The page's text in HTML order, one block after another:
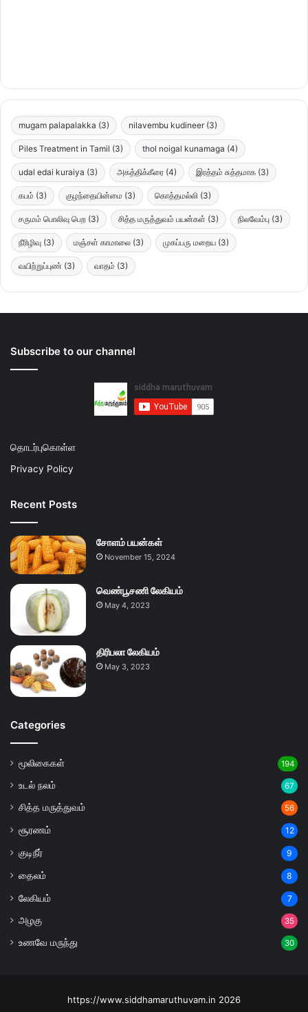
mugam palapalakka (3) nilavembu kudineer (3)
Piles Treatment in Tamil (3) thol noigal kunamaga (4)
udal edai kuraiya (3) அகத்திக்கீரை (4) இரத்தம் சுத்தமாக (3)
கபம் (3) குழந்தையின்மை (3) கொத்தமல்லி (3)
சருமம் பொலிவு பெற (3) சித்த மருத்துவம் பயன்கள் (3) நிலவேம்பு (3)
நீரிழிவு (3) மஞ்சள் காமாலை (3) முகப்பரு மறைய (3)
வயிற்றுப்புண் (3) வாதம் (3)
Subscribe to our channel
தொடர்புகொள்ள
Privacy Policy
Recent Posts
சோளம் பயன்கள்
November 15, 2024
வெண்பூசணி லேகியம்
May 4, 2023
திரிபலா லேகியம்
May 3, 2023
Categories
மூலிகைகள் 194
உடல் நலம் 67
சித்த மருத்துவம் 56
சூரணம் 12
குடிநீர் 9
தைலம் 8
லேகியம் 7
அழகு 35
உணவே மருந்து 30
https://www.siddhamaruthuvam.in 2026